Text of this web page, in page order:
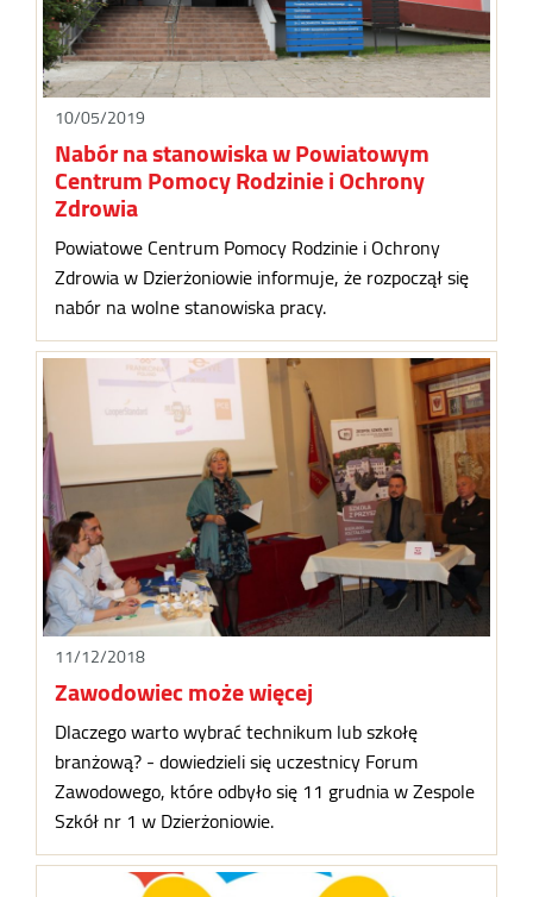
10/05/2019
Nabór na stanowiska w Powiatowym
Centrum Pomocy Rodzinie i Ochrony
Zdrowia
Powiatowe Centrum Pomocy Rodzinie i Ochrony
Zdrowia w Dzierżoniowie informuje, że rozpoczął się
nabór na wolne stanowiska pracy.
11/12/2018
Zawodowiec może więcej
Dlaczego warto wybrać technikum lub szkołę
branżową? - dowiedzieli się uczestnicy Forum
Zawodowego, które odbyło się 11 grudnia w Zespole
Szkół nr 1 w Dzierżoniowie.